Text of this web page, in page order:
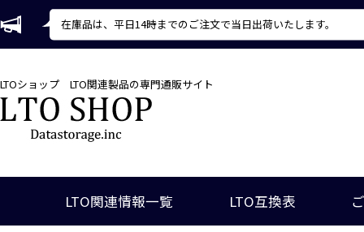
在庫品は、平日14時までのご注文で当日出荷いたします。
LTOショップ LTO関連製品の専門通販サイト
LTO関連情報一覧 LTO互換表